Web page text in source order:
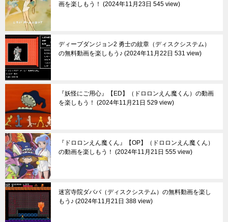
画を楽しもう！
2024年11月23日 545 view
ディープダンジョン2 勇士の紋章（ディスクシステム）
の無料動画を楽しもう♪ 2024年11月22日 531 view
『妖怪にご用心』【ED】（ドロロンえん魔くん）の動画
を楽しもう！
2024年11月21日 529 view
『ドロロンえん魔くん』【OP】（ドロロンえん魔くん）
の動画を楽しもう！
2024年11月21日 555 view
迷宮寺院ダババ（ディスクシステム）の無料動画を楽し
もう♪ 2024年11月21日 388 view